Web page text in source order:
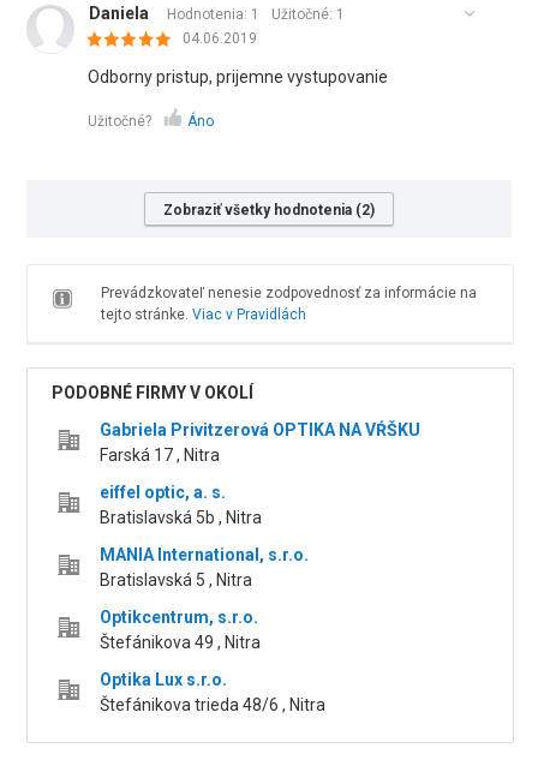
Daniela Hodnotenia: 1 Užitočné: 1
04.06.2019
Odborny pristup, prijemne vystupovanie
Užitočné? Áno
Zobraziť všetky hodnotenia (2)
Prevádzkovateľ nenesie zodpovednosť za informácie na
tejto stránke. Viac v Pravidlách
PODOBNÉ FIRMY V OKOLÍ
Gabriela Privitzerová OPTIKA NA VŔŠKU
Farská 17 , Nitra
eiffel optic, a. s.
Bratislavská 5b , Nitra
MANIA International, s.r.o.
Bratislavská 5 , Nitra
Optikcentrum, s.r.o.
Štefánikova 49 , Nitra
Optika Lux s.r.o.
Štefánikova trieda 48/6 , Nitra